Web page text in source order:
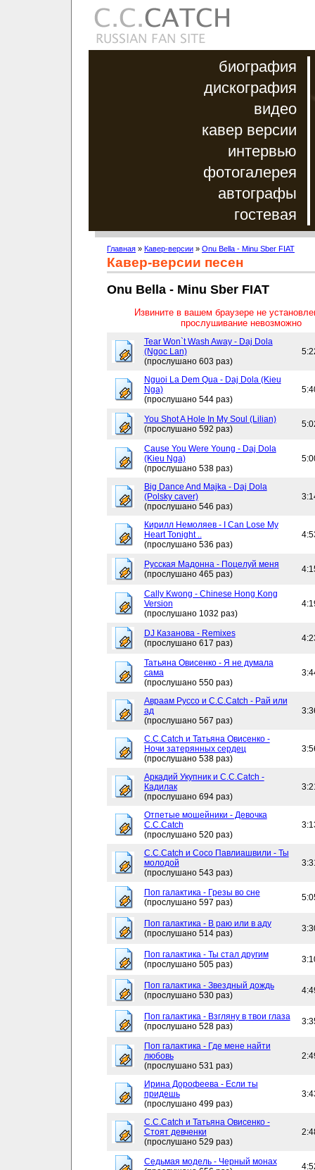
биография
дискография
видео
кавер версии
интервью
фотогалерея
автографы
гостевая
Главная » Кавер-версии » Onu Bella - Minu Sber FIAT
Кавер-версии песен
Onu Bella - Minu Sber FIAT
Извините в вашем браузере не
прослушивание невозможно
Tear Won`t Wash Away - Daj Dola
(Ngoc Lan)
(прослушано 603 раз)
Nguoi La Dem Qua - Daj Dola (Kieu
Nga)
(прослушано 544 раз)
You Shot A Hole In My Soul (Lilian)
(прослушано 592 раз)
Cause You Were Young - Daj Dola
(Kieu Nga)
(прослушано 538 раз)
Big Dance And Majka - Daj Dola
(Polsky caver)
(прослушано 546 раз)
Кирилл Немоляев - I Can Lose My
Heart Tonight ..
(прослушано 536 раз)
Русская Мадонна - Поцелуй меня
(прослушано 465 раз)
Cally Kwong - Chinese Hong Kong
Version
(прослушано 1032 раз)
DJ Казанова - Remixes
(прослушано 617 раз)
Татьяна Овисенко - Я не думала
сама
(прослушано 550 раз)
Авраам Руссо и C.C.Catch - Рай или
ад
(прослушано 567 раз)
C.C.Catch и Татьяна Овисенко -
Ночи затерянных сердец
(прослушано 538 раз)
Аркадий Укупник и C.C.Catch -
Кадилак
(прослушано 694 раз)
Отпетые мошейники - Девочка
C.C.Catch
(прослушано 520 раз)
C.C.Catch и Сосо Павлиашвили - Ты
молодой
(прослушано 543 раз)
Поп галактика - Грезы во сне
(прослушано 597 раз)
Поп галактика - В раю или в аду
(прослушано 514 раз)
Поп галактика - Ты стал другим
(прослушано 505 раз)
Поп галактика - Звездный дождь
(прослушано 530 раз)
Поп галактика - Взгляну в твои глаза
(прослушано 528 раз)
Поп галактика - Где мене найти
любовь
(прослушано 531 раз)
Ирина Дорофеева - Если ты
придешь
(прослушано 499 раз)
C.C.Catch и Татьяна Овисенко -
Стоят девченки
(прослушано 529 раз)
Седьмая модель - Черный монах